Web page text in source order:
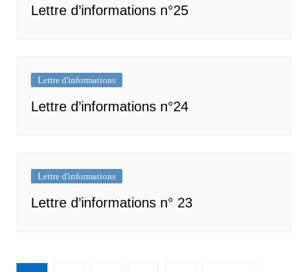
Lettre d’informations n°25
Lettre d'informations
Lettre d’informations n°24
Lettre d'informations
Lettre d’informations n° 23